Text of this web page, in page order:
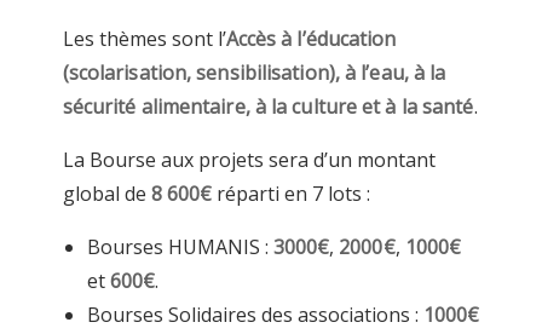
Les thèmes sont l’Accès à l’éducation
(scolarisation, sensibilisation), à l’eau, à la
sécurité alimentaire, à la culture et à la santé.
La Bourse aux projets sera d’un montant
global de 8 600€ réparti en 7 lots :
Bourses HUMANIS : 3000€, 2000€, 1000€
et600€.
Bourses Solidaires des associations : 1000€